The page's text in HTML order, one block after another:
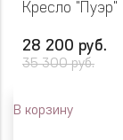
Кресло "Пуэр"
28 200 руб.
35 300 руб.
В корзину